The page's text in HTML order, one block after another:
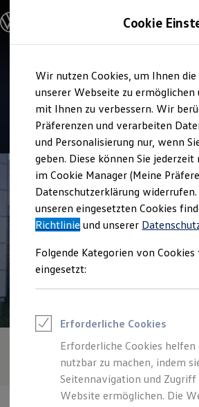
Hauptinhalt
springen
Footer
springen
Modelle & Konfigurator
Nutzfahrzeugkategorien
Modelle konfigurieren
Vorgängermodelle und
Vorgängermodelle
Oldtimer
Bulli Historie
Branchenlösungen &
Umbaulösungen und
Auf- und Umbauten
Groß- und Sonderkunden
Großkunden
Kommunen & Behörden
Journalisten
Sportvereine
Branchenlösungen
Gewerbliche
Service & mobile
Kühlfahrzeuge
ONE Business ID Vorteile
Fahrzeugsuche & Marktplatz
Fahrzeugsuche
Fahrzeuge online kaufen
Digitaler Marktplatz
Kauf & Finanzierung
Online-Fahrzeugbewertung
Verkauf und Service
AHG
4.8| 119
Cookie
Wir nutzen Cookies, um Ihnen
unserer Webseite zu
mit Ihnen zu verbessern. Wir
Präferenzen und verarbeiten
und Personalisierung nur, wenn
geben. Diese können Sie
im Cookie Manager (Meine
Datenschutzerklärung
unseren eingesetzten Cookies
Richtlinie und unserer
Folgende Kategorien von Cookies
eingesetzt:
Erforderliche Cookies
Erforderliche Cookies
nutzbar zu machen, indem
Seitennavigation und Zugriff
Website ermöglichen. Die